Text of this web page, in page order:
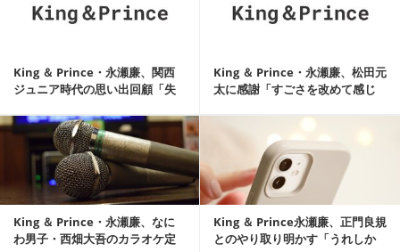
King ＆ Prince・永瀬廉、関西
ジュニア時代の思い出回顧「失
King ＆ Prince・永瀬廉、松田元
太に感謝「すごさを改めて感じ
King ＆ Prince・永瀬廉、なに
わ男子・西畑大吾のカラオケ定
King ＆ Prince永瀬廉、正門良規
とのやり取り明かす「うれしか
記事を読む